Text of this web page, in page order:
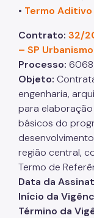
• Termo
Contrato: 32/
– SP Urbanismo
Processo:
Objeto:
engenharia,
para
básicos do
região central,
Termo de
Data da
Início da
Término da